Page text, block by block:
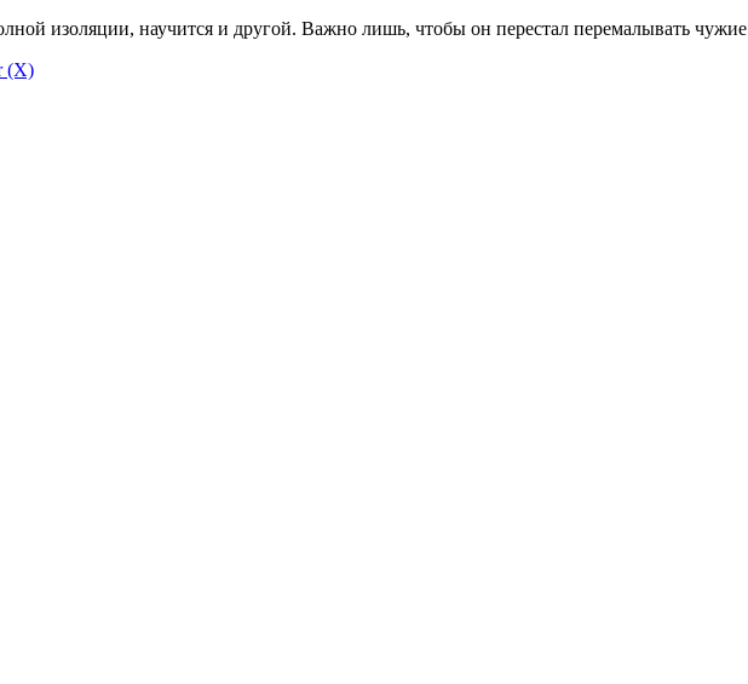
изоляции, научится и другой. Важно лишь, чтобы он перестал перемалывать
(X)